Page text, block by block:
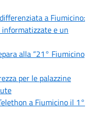
a Fiumicino:
e un
alla “21° Fiumicino
per le palazzine
a Fiumicino il 1°